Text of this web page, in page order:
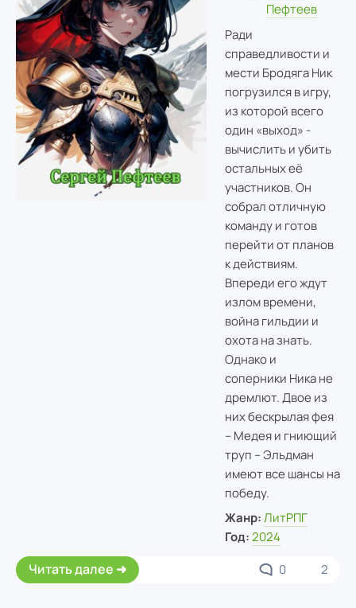
Пефтеев
Ради
справедливости и
мести Бродяга Ник
погрузился в игру,
из которой всего
один «выход» -
вычислить и убить
остальных её
участников. Он
собрал отличную
команду и готов
перейти от планов
к действиям.
Впереди его ждут
излом времени,
война гильдии и
охота на знать.
Однако и
соперники Ника не
дремлют. Двое из
них бескрылая фея
– Медея и гниющий
труп – Эльдман
имеют все шансы на
победу.
Жанр: ЛитРПГ
Год: 2024
Читать далее 0 2